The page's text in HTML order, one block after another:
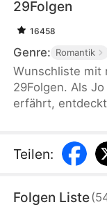
29Folgen
16458
Genre: Romantik
Wunschliste mit
29Folgen. Als
erfährt,
zehn letzten
Eine
zu erfüllen. Was
Teilen:
Folgen Liste(